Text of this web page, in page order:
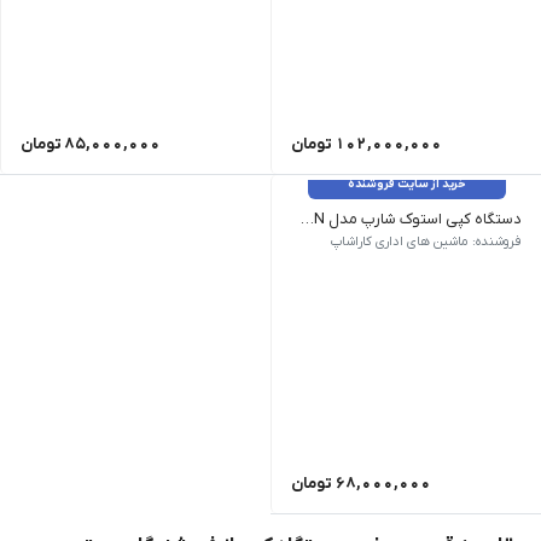
102,000,000 تومان 85,000,000 تومان
خرید از سایت فروشنده
دستگاه کپی استوک شارپ مدل Sharp MX-M356N سرعت کپی A4: 35(ppm)| سرعت کپی A3: 20(ppm)| حداقل سایز چاپ: A6| حداکثر سایز چاپ: A3| مدت زمان گرم شدن: 20s or less| حافظه: 2GB| هارد دیسک: 250GB| درگاه های ارتباطی: USB 2.0, 10-BaseT, 100Base-TX, 1000Base-T| توان مصرفی: 1,45kw| کپی دورو: دارد| زمان خروج اولین کپی: 4s| ظرفیت ADF: 100 برگ| مقصد اسکن: Sharpdesk Mobile| روش ارتباطی: TCP/IP (IPv4, IPv6), IPX/SPX (NetWare), EtherTalk (AppleTalk) سرعت مودم: 33.600 - 2.400bps هزینه سرویس به صورت جداگانه محاسبه میشود
فروشنده: ماشین های اداری کاراشاپ
68,000,000 تومان